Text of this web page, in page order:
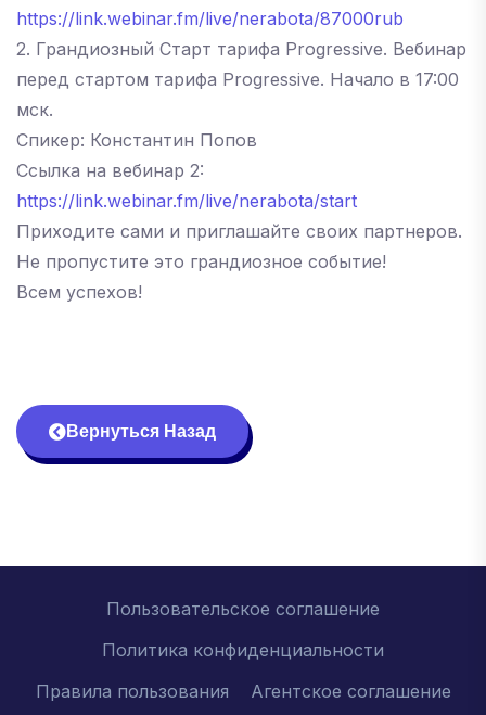
https://link.webinar.fm/live/nerabota/87000rub
2. Грандиозный Старт тарифа Progressive. Вебинар
перед стартом тарифа Progressive. Начало в 17:00
мск.
Спикер: Константин Попов
Ссылка на вебинар 2:
https://link.webinar.fm/live/nerabota/start
Приходите сами и приглашайте своих партнеров.
Не пропустите это грандиозное событие!
Всем успехов!
Вернуться Назад
Пользовательское соглашение
Политика конфиденциальности
Правила пользования
Агентское соглашение